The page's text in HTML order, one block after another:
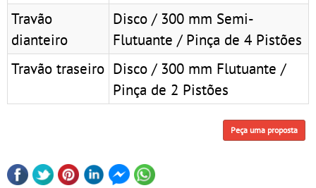
Travão
dianteiro
Disco / 300 mm Semi-
Flutuante / Pinça de 4 Pistões
Travão traseiro Disco / 300 mm Flutuante /
Pinça de 2 Pistões
Peça uma proposta